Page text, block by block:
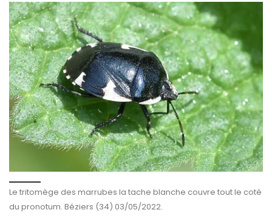
Le tritomège des marrubes la tache blanche couvre tout le coté
du pronotum. Béziers (34) 03/05/2022.